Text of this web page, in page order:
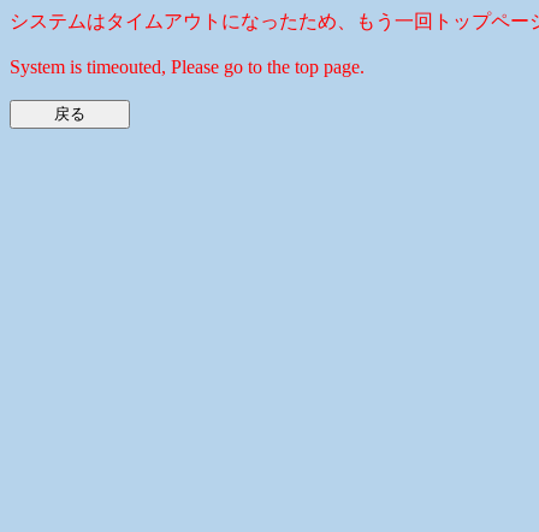
システムはタイムアウトになったため、もう一回トップペー
System is timeouted, Please go to the top page.